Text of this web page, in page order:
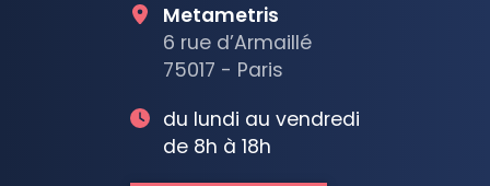
Metametris
6 rue d’Armaillé
75017 - Paris
du lundi au vendredi
de 8h à 18h